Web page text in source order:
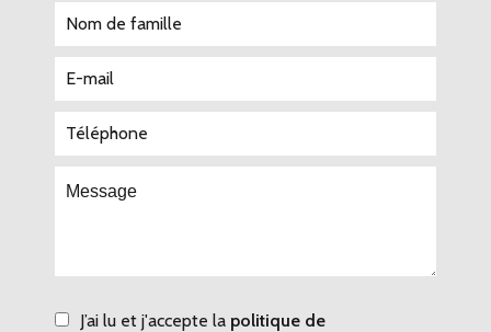
J’ai lu et j'accepte la politique de